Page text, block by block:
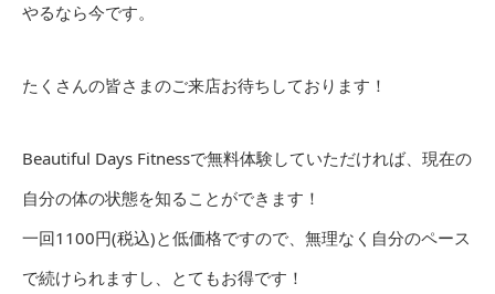
やるなら今です。
たくさんの皆さまのご来店お待ちしております！
Beautiful Days Fitnessで無料体験していただければ、現在の
自分の体の状態を知ることができます！
一回1100円(税込)と低価格ですので、無理なく自分のペース
で続けられますし、とてもお得です！